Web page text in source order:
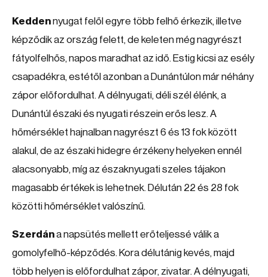
Keddennyugat felől egyre több felhő érkezik, illetve
képződik az ország felett, de keleten még nagyrészt
fátyolfelhős, napos maradhat az idő. Estig kicsi az esély
csapadékra, estétől azonban a Dunántúlon már néhány
zápor előfordulhat. A délnyugati, déli szél élénk, a
Dunántúl északi és nyugati részein erős lesz. A
hőmérséklet hajnalban nagyrészt 6 és 13 fok között
alakul, de az északi hidegre érzékeny helyeken ennél
alacsonyabb, míg az északnyugati szeles tájakon
magasabb értékek is lehetnek. Délután 22 és 28 fok
közötti hőmérséklet valószínű.
Szerdána napsütés mellett erőteljessé válik a
gomolyfelhő-képződés. Kora délutánig kevés, majd
több helyen is előfordulhat zápor, zivatar. A délnyugati,